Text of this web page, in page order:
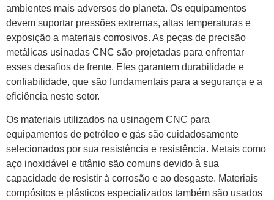
ambientes mais adversos do planeta. Os equipamentos
devem suportar pressões extremas, altas temperaturas e
exposição a materiais corrosivos. As peças de precisão
metálicas usinadas CNC são projetadas para enfrentar
esses desafios de frente. Eles garantem durabilidade e
confiabilidade, que são fundamentais para a segurança e a
eficiência neste setor.
Os materiais utilizados na usinagem CNC para
equipamentos de petróleo e gás são cuidadosamente
selecionados por sua resistência e resistência. Metais como
aço inoxidável e titânio são comuns devido à sua
capacidade de resistir à corrosão e ao desgaste. Materiais
compósitos e plásticos especializados também são usados ​​